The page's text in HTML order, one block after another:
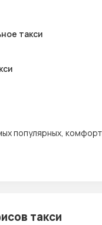
такси
популярных,
такси